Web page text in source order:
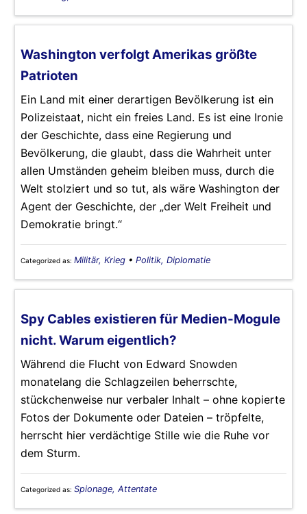
Washington verfolgt Amerikas größte
Patrioten
Ein Land mit einer derartigen Bevölkerung ist ein
Polizeistaat, nicht ein freies Land. Es ist eine Ironie
der Geschichte, dass eine Regierung und
Bevölkerung, die glaubt, dass die Wahrheit unter
allen Umständen geheim bleiben muss, durch die
Welt stolziert und so tut, als wäre Washington der
Agent der Geschichte, der „der Welt Freiheit und
Demokratie bringt.“
Categorized as: Militär, Krieg • Politik, Diplomatie
Spy Cables existieren für Medien-Mogule
nicht. Warum eigentlich?
Während die Flucht von Edward Snowden
monatelang die Schlagzeilen beherrschte,
stückchenweise nur verbaler Inhalt – ohne kopierte
Fotos der Dokumente oder Dateien – tröpfelte,
herrscht hier verdächtige Stille wie die Ruhe vor
dem Sturm.
Categorized as: Spionage, Attentate